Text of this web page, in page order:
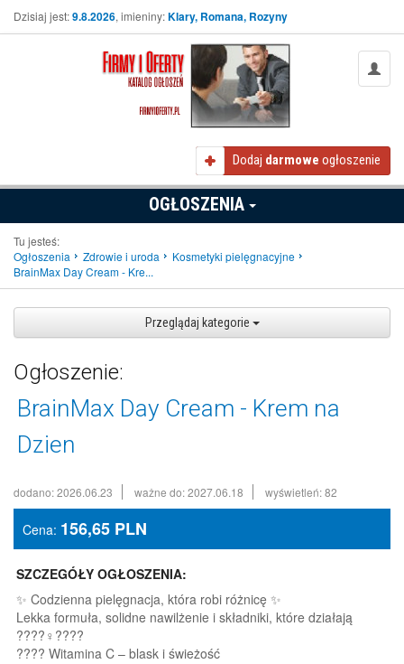
Dzisiaj jest:9.8.2026, imieniny:Klary, Romana, Rozyny
Dodaj darmowe ogłoszenie
OGŁOSZENIA
Tu jesteś:
Ogłoszenia
Zdrowie i uroda
Kosmetyki pielęgnacyjne
BrainMax Day Cream - Kre...
Przeglądaj kategorie
Ogłoszenie:
BrainMax Day Cream - Krem na
Dzien
dodano: 2026.06.23 ważne do: 2027.06.18 wyświetleń: 82
Cena: 156,65 PLN
SZCZEGÓŁY OGŁOSZENIA:
✨ Codzienna pielęgnacja, która robi różnicę ✨
Lekka formuła, solidne nawilżenie i składniki, które działają
????‍♀️????
???? Witamina C – blask i świeżość